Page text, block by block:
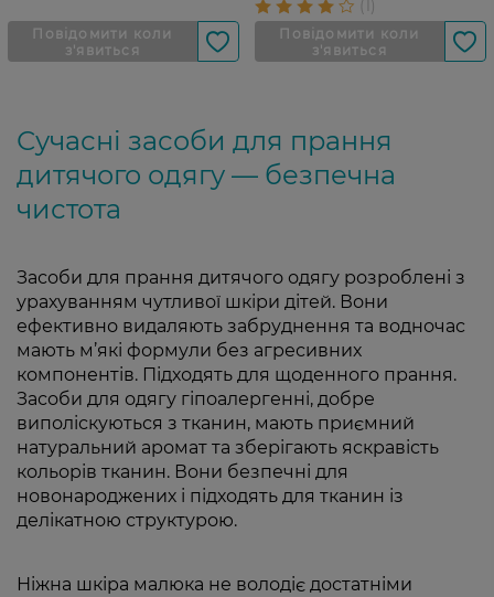
Сучасні засоби для прання
дитячого одягу — безпечна
чистота
Засоби для прання дитячого одягу розроблені з
урахуванням чутливої шкіри дітей. Вони
ефективно видаляють забруднення та водночас
мають м’які формули без агресивних
компонентів. Підходять для щоденного прання.
Засоби для одягу гіпоалергенні, добре
виполіскуються з тканин, мають приємний
натуральний аромат та зберігають яскравість
кольорів тканин. Вони безпечні для
новонароджених і підходять для тканин із
делікатною структурою.
Ніжна шкіра малюка не володіє достатніми